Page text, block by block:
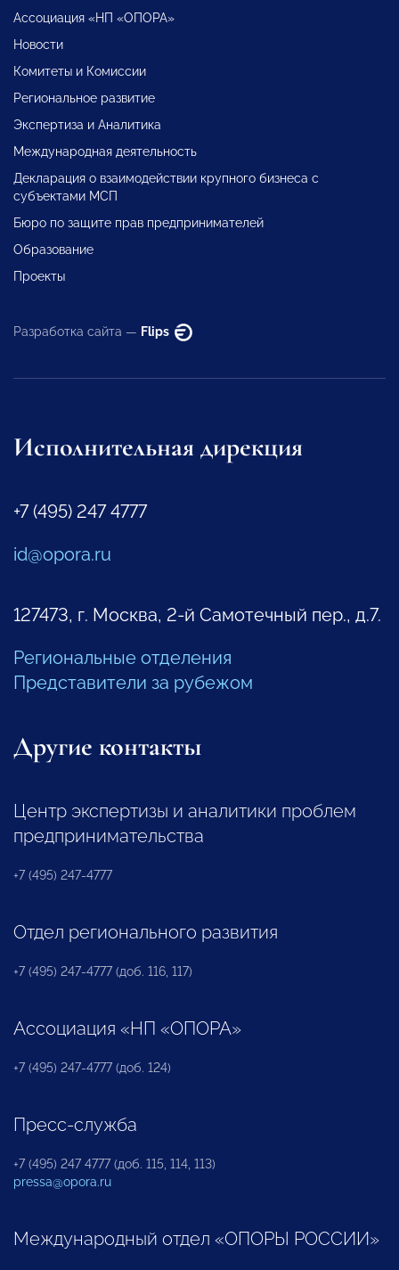
Ассоциация «НП «ОПОРА»
Новости
Комитеты и Комиссии
Региональное развитие
Экспертиза и Аналитика
Международная деятельность
Декларация о взаимодействии крупного бизнеса с
субъектами МСП
Бюро по защите прав предпринимателей
Образование
Проекты
Разработка сайта — Flips
Исполнительная дирекция
+7 (495) 247 4777
id@opora.ru
127473, г. Москва, 2-й Самотечный пер., д.7.
Региональные отделения
Представители за рубежом
Другие контакты
Центр экспертизы и аналитики проблем
предпринимательства
+7 (495) 247-4777
Отдел регионального развития
+7 (495) 247-4777 (доб. 116, 117)
Ассоциация «НП «ОПОРА»
+7 (495) 247-4777 (доб. 124)
Пресс-служба
+7 (495) 247 4777 (доб. 115, 114, 113)
pressa@opora.ru
Международный отдел «ОПОРЫ РОССИИ»